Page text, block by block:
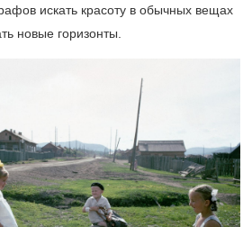
искать красоту в обычных вещах
новые горизонты.